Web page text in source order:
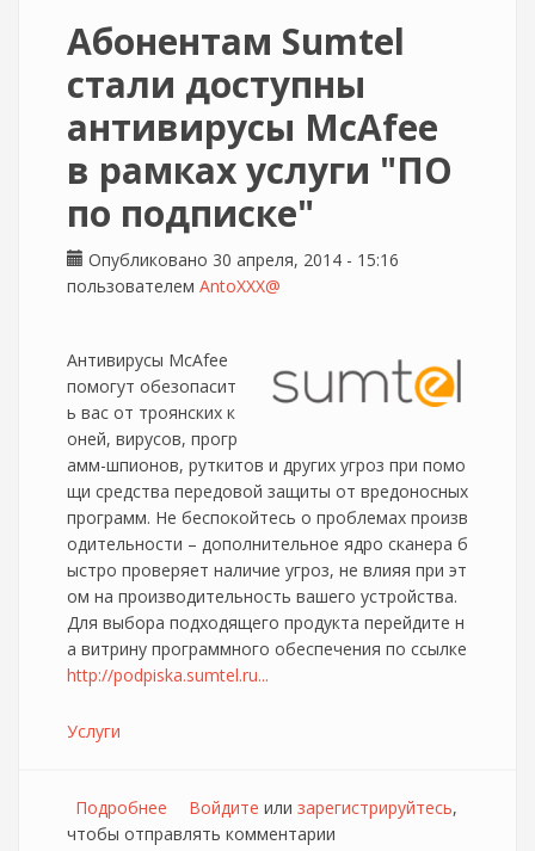
Абонентам Sumtel
стали доступны
антивирусы McAfee
в рамках услуги "ПО
по подписке"
Опубликовано 30 апреля, 2014 - 15:16
пользователем AntoXXX@
Антивирусы McAfee
помогут обезопасит
ь вас от троянских к
оней, вирусов, прогр
амм-шпионов, руткитов и других угроз при помо
щи средства передовой защиты от вредоносных
программ. Не беспокойтесь о проблемах произв
одительности – дополнительное ядро сканера б
ыстро проверяет наличие угроз, не влияя при эт
ом на производительность вашего устройства.
Для выбора подходящего продукта перейдите н
а витрину программного обеспечения по ссылке
http://podpiska.sumtel.ru...
Услуги
Подробнее о Абонентам Sumtel стали доступны
антивирусы McAfee в рамках услуги "ПО по
Войдите или зарегистрируйтесь,
чтобы отправлять комментарии